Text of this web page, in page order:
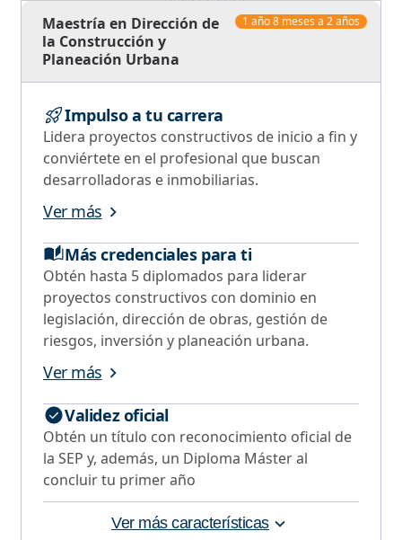
Maestría en Dirección de
la Construcción y
Planeación Urbana
1 año 8 meses a 2 años
Impulso a tu carrera
Lidera proyectos constructivos de inicio a fin y
conviértete en el profesional que buscan
desarrolladoras e inmobiliarias.
Ver más
Más credenciales para ti
Obtén hasta 5 diplomados para liderar
proyectos constructivos con dominio en
legislación, dirección de obras, gestión de
riesgos, inversión y planeación urbana.
Ver más
Validez oficial
Obtén un título con reconocimiento oficial de
la SEP y, además, un Diploma Máster al
concluir tu primer año
Ver más características